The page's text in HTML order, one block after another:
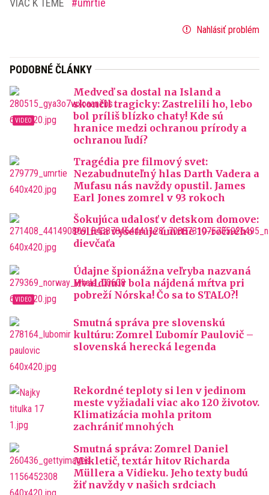
VIAC K TÉME úmrtie
Nahlásiť problém
PODOBNÉ ČLÁNKY
Medveď sa dostal na Island a
skončil tragicky: Zastrelili ho, lebo
bol príliš blízko chaty! Kde sú
hranice medzi ochranou prírody a
ochranou ľudí?
Tragédia pre filmový svet:
Nezabudnuteľný hlas Darth Vadera a
Mufasu nás navždy opustil. James
Earl Jones zomrel v 93 rokoch
Šokujúca udalosť v detskom domove:
Polícia vyšetruje úmrtie 19-ročného
dievčaťa
Údajne špionážna veľryba nazvaná
Hvaldimir bola nájdená mŕtva pri
pobreží Nórska! Čo sa to STALO?!
Smutná správa pre slovenskú
kultúru: Zomrel Ľubomír Paulovič –
slovenská herecká legenda
Rekordné teploty si len v jedinom
meste vyžiadali viac ako 120 životov.
Klimatizácia mohla pritom
zachrániť mnohých
Smutná správa: Zomrel Daniel
Mikletič, textár hitov Richarda
Müllera a Vidieku. Jeho texty budú
žiť navždy v našich srdciach